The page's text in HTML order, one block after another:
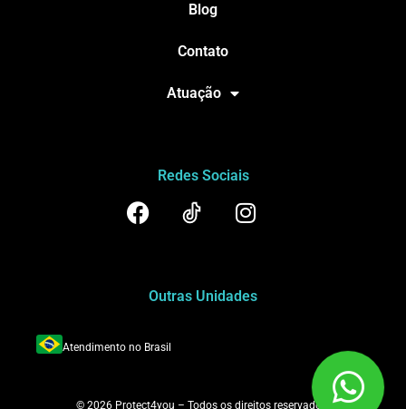
Blog
Contato
Atuação
Redes Sociais
Outras Unidades
Atendimento no Brasil
© 2026 Protect4you – Todos os direitos reservados.